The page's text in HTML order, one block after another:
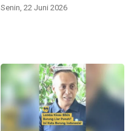
Senin, 22 Juni 2026